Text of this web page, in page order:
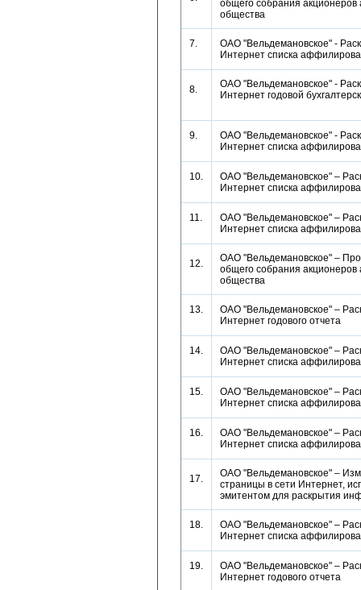
общего собрания акционеров
общества
7.
ОАО "Вельдемановское" -
Интернет списка
8.
ОАО "Вельдемановское" -
Интернет годовой
9.
ОАО "Вельдемановское" -
Интернет списка
10.
ОАО "Вельдемановское" –
Интернет списка
11.
ОАО "Вельдемановское" –
Интернет списка
12.
ОАО "Вельдемановское" –
общего собрания акционеров
общества
13.
ОАО "Вельдемановское" –
Интернет годового отчета
14.
ОАО "Вельдемановское" –
Интернет списка
15.
ОАО "Вельдемановское" –
Интернет списка
16.
ОАО "Вельдемановское" –
Интернет списка
17.
ОАО "Вельдемановское" –
страницы в сети Интернет,
эмитентом для раскрытия
18.
ОАО "Вельдемановское" –
Интернет списка
19.
ОАО "Вельдемановское" –
Интернет годового отчета